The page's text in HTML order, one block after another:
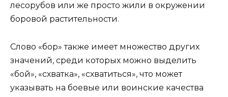
лесорубов или же просто жили в окружении
боровой растительности.
Слово «бор» также имеет множество других
значений, среди которых можно выделить
«бой», «схватка», «схватиться», что может
указывать на боевые или воинские качества